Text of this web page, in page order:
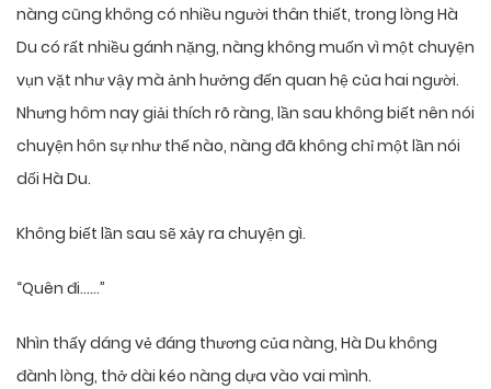
nàng cũng không có nhiều người thân thiết, trong lòng Hà
Du có rất nhiều gánh nặng, nàng không muốn vì một chuyện
vụn vặt như vậy mà ảnh hưởng đến quan hệ của hai người.
Nhưng hôm nay giải thích rõ ràng, lần sau không biết nên nói
chuyện hôn sự như thế nào, nàng đã không chỉ một lần nói
dối Hà Du.
Không biết lần sau sẽ xảy ra chuyện gì.
“Quên đi……”
Nhìn thấy dáng vẻ đáng thương của nàng, Hà Du không
đành lòng, thở dài kéo nàng dựa vào vai mình.